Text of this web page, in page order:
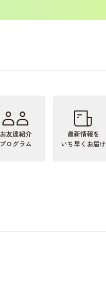
お友達紹介
プログラム
最新情報を
いち早くお届け